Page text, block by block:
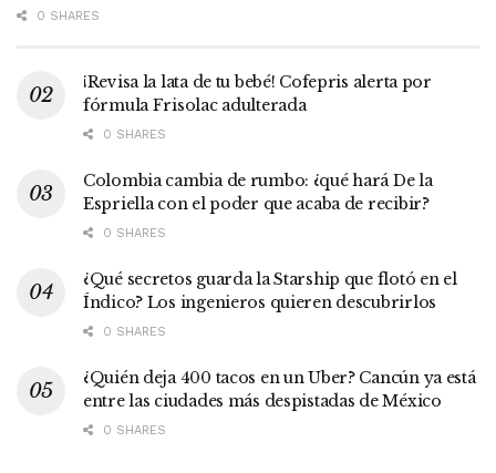
0 SHARES
¡Revisa la lata de tu bebé! Cofepris alerta por
fórmula Frisolac adulterada
0 SHARES
Colombia cambia de rumbo: ¿qué hará De la
Espriella con el poder que acaba de recibir?
0 SHARES
¿Qué secretos guarda la Starship que flotó en el
Índico? Los ingenieros quieren descubrirlos
0 SHARES
¿Quién deja 400 tacos en un Uber? Cancún ya está
entre las ciudades más despistadas de México
0 SHARES